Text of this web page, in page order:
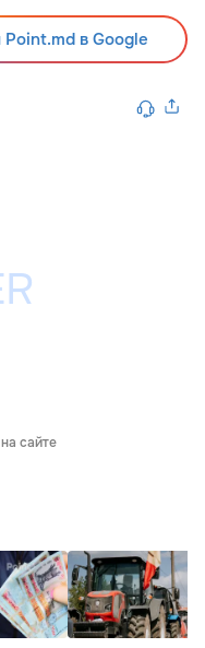
в Google
сайте